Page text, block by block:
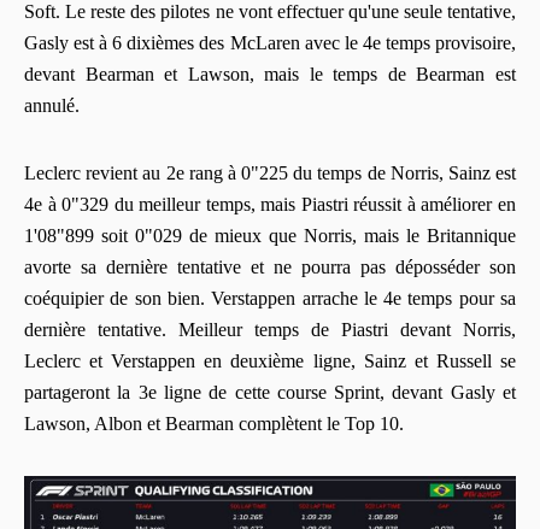
Soft. Le reste des pilotes ne vont effectuer qu'une seule tentative,
Gasly est à 6 dixièmes des McLaren avec le 4e temps provisoire,
devant Bearman et Lawson, mais le temps de Bearman est
annulé.
Leclerc revient au 2e rang à 0"225 du temps de Norris, Sainz est
4e à 0"329 du meilleur temps, mais Piastri réussit à améliorer en
1'08"899 soit 0"029 de mieux que Norris, mais le Britannique
avorte sa dernière tentative et ne pourra pas déposséder son
coéquipier de son bien. Verstappen arrache le 4e temps pour sa
dernière tentative. Meilleur temps de Piastri devant Norris,
Leclerc et Verstappen en deuxième ligne, Sainz et Russell se
partageront la 3e ligne de cette course Sprint, devant Gasly et
Lawson, Albon et Bearman complètent le Top 10.